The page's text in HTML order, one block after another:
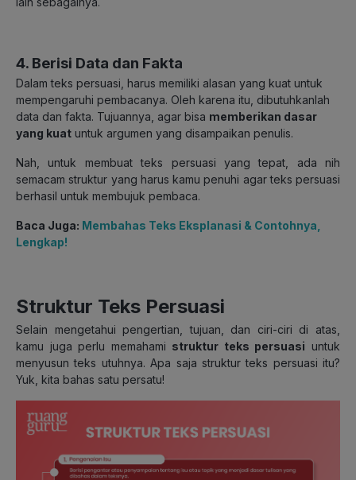
4. Berisi Data dan Fakta
Dalam teks persuasi, harus memiliki alasan yang kuat untuk
mempengaruhi pembacanya. Oleh karena itu, dibutuhkanlah
data dan fakta. Tujuannya, agar bisa memberikan dasar
yang kuat untuk argumen yang disampaikan penulis.
Nah, untuk membuat teks persuasi yang tepat, ada nih
semacam struktur yang harus kamu penuhi agar teks persuasi
berhasil untuk membujuk pembaca.
Baca Juga: Membahas Teks Eksplanasi & Contohnya,
Lengkap!
Struktur Teks Persuasi
Selain mengetahui pengertian, tujuan, dan ciri-ciri di atas,
kamu juga perlu memahami struktur teks persuasi untuk
menyusun teks utuhnya. Apa saja struktur teks persuasi itu?
Yuk, kita bahas satu persatu!